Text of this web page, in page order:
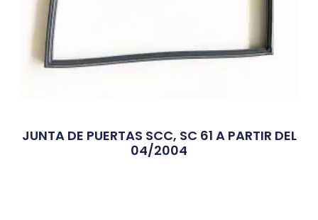
JUNTA DE PUERTAS SCC, SC 61 A PARTIR DEL
04/2004